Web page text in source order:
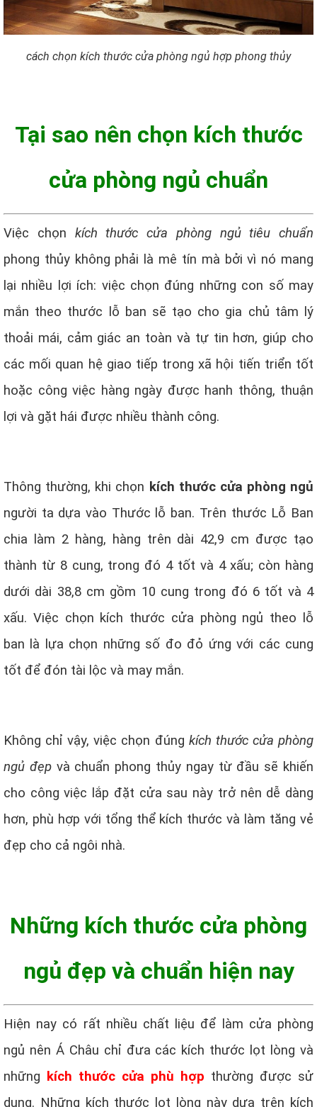
cách chọn kích thước cửa phòng ngủ hợp phong thủy
Tại sao nên chọn kích thước
cửa phòng ngủ chuẩn
Việc chọn kích thước cửa phòng ngủ tiêu chuẩn
phong thủy không phải là mê tín mà bởi vì nó mang
lại nhiều lợi ích: việc chọn đúng những con số may
mắn theo thước lỗ ban sẽ tạo cho gia chủ tâm lý
thoải mái, cảm giác an toàn và tự tin hơn, giúp cho
các mối quan hệ giao tiếp trong xã hội tiến triển tốt
hoặc công việc hàng ngày được hanh thông, thuận
lợi và gặt hái được nhiều thành công.
Thông thường, khi chọn kích thước cửa phòng ngủ
người ta dựa vào Thước lỗ ban. Trên thước Lỗ Ban
chia làm 2 hàng, hàng trên dài 42,9 cm được tạo
thành từ 8 cung, trong đó 4 tốt và 4 xấu; còn hàng
dưới dài 38,8 cm gồm 10 cung trong đó 6 tốt và 4
xấu. Việc chọn kích thước cửa phòng ngủ theo lỗ
ban là lựa chọn những số đo đỏ ứng với các cung
tốt để đón tài lộc và may mắn.
Không chỉ vậy, việc chọn đúng kích thước cửa phòng
ngủ đẹpvà chuẩn phong thủy ngay từ đầu sẽ khiến
cho công việc lắp đặt cửa sau này trở nên dễ dàng
hơn, phù hợp với tổng thể kích thước và làm tăng vẻ
đẹp cho cả ngôi nhà.
Những kích thước cửa phòng
ngủ đẹp và chuẩn hiện nay
Hiện nay có rất nhiều chất liệu để làm cửa phòng
ngủ nên Á Châu chỉ đưa các kích thước lọt lòng và
những kích thước cửa phù hợp thường được sử
dụng. Những kích thước lọt lòng này dựa trên kích